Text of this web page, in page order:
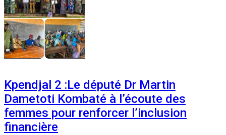
Kpendjal 2 :Le député Dr Martin
Dametoti Kombaté à l’écoute des
femmes pour renforcer l’inclusion
financière